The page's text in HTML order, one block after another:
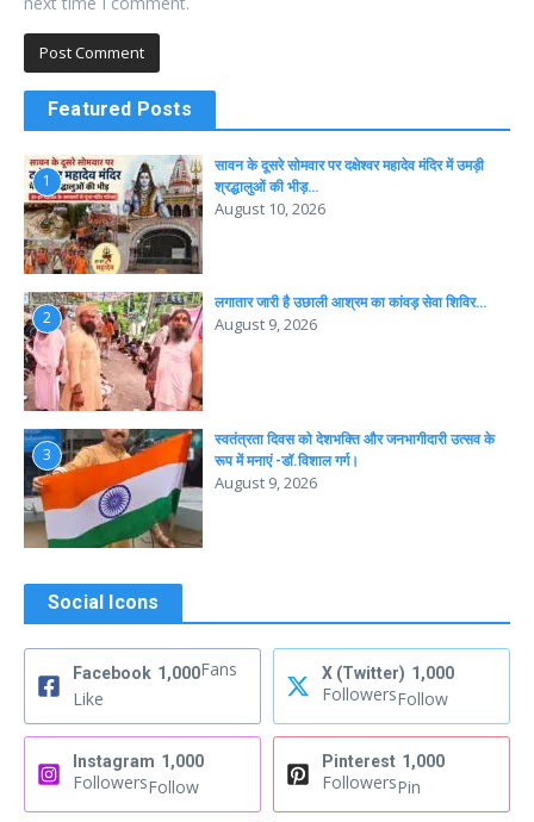
Featured Posts
1
सावन के दूसरे सोमवार पर दक्षेश्वर महादेव मंदिर में उमड़ी
श्रद्धालुओं की भीड़…
August 10, 2026
2
लगातार जारी है उछाली आश्रम का कांवड़ सेवा शिविर…
August 9, 2026
3
स्वतंत्रता दिवस को देशभक्ति और जनभागीदारी उत्सव के
रूप में मनाएं -डॉ.विशाल गर्ग।
August 9, 2026
Social Icons
Facebook 1,000Fans
Like
X (Twitter) 1,000
FollowersFollow
Instagram 1,000
FollowersFollow
Pinterest 1,000
FollowersPin